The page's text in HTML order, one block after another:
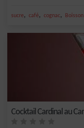
sucre, café, cognac,
Cocktail Cardinal au